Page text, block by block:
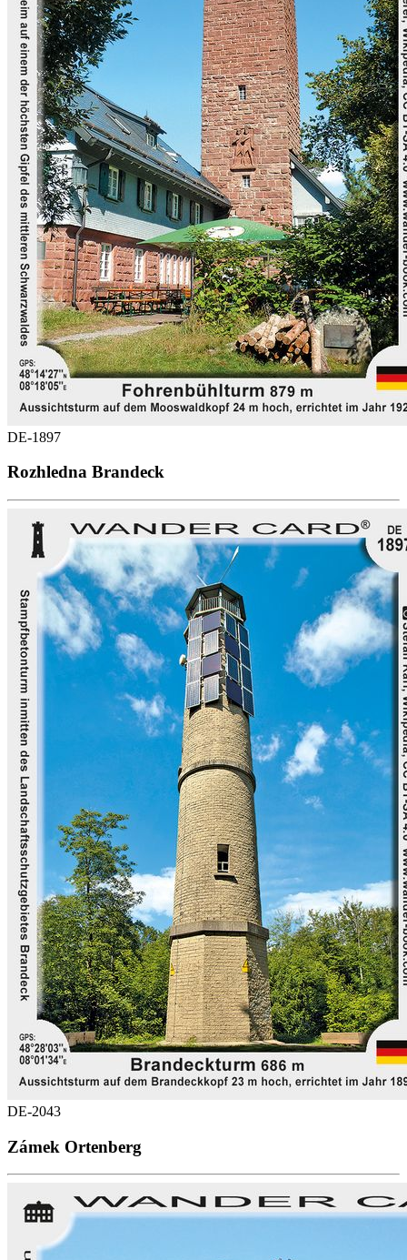
DE-1897
Rozhledna Brandeck
DE-2043
Zámek Ortenberg